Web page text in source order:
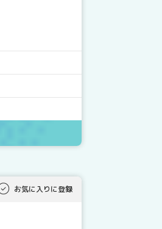
お気に入りに登録